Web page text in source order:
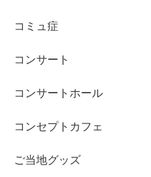
コミュ症
コンサート
コンサートホール
コンセプトカフェ
ご当地グッズ